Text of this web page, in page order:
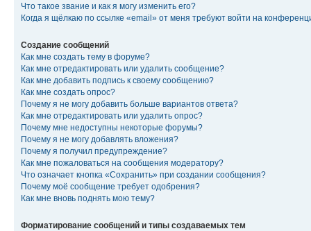
Что такое звание и как я могу изменить его?
Когда я щёлкаю по ссылке «email» от меня требуют войти на
Создание сообщений
Как мне создать тему в форуме?
Как мне отредактировать или удалить сообщение?
Как мне добавить подпись к своему сообщению?
Как мне создать опрос?
Почему я не могу добавить больше вариантов ответа?
Как мне отредактировать или удалить опрос?
Почему мне недоступны некоторые форумы?
Почему я не могу добавлять вложения?
Почему я получил предупреждение?
Как мне пожаловаться на сообщения модератору?
Что означает кнопка «Сохранить» при создании сообщения?
Почему моё сообщение требует одобрения?
Как мне вновь поднять мою тему?
Форматирование сообщений и типы создаваемых тем